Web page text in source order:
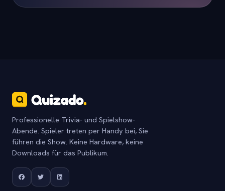
Professionelle Trivia- und Spielshow-
Abende. Spieler treten per Handy bei, Sie
führen die Show. Keine Hardware, keine
Downloads für das Publikum.